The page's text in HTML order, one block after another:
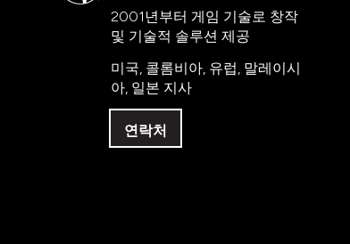
2001년부터 게임 기술로 창작
및 기술적 솔루션 제공
미국, 콜롬비아, 유럽, 말레이시
아, 일본 지사
연락처